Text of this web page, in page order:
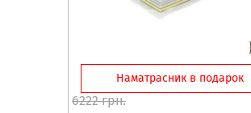
Наматрасник в подарок
6222 грн.